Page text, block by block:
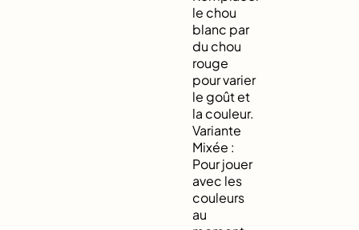
le chou
blanc par
du chou
rouge
pour varier
le goût et
la couleur.
Variante
Mixée :
Pour jouer
avec les
couleurs
au